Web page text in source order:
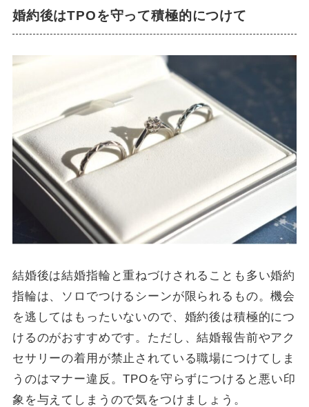
婚約後はTPOを守って積極的につけて
結婚後は結婚指輪と重ねづけされることも多い婚約
指輪は、ソロでつけるシーンが限られるもの。機会
を逃してはもったいないので、婚約後は積極的につ
けるのがおすすめです。ただし、結婚報告前やアク
セサリーの着用が禁止されている職場につけてしま
うのはマナー違反。TPOを守らずにつけると悪い印
象を与えてしまうので気をつけましょう。